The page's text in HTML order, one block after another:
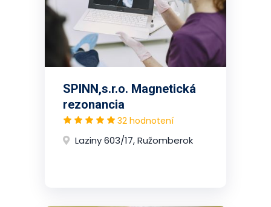
SPINN,s.r.o. Magnetická
rezonancia
32 hodnotení
Laziny 603/17, Ružomberok